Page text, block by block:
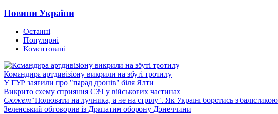
Новини України
Останні
Популярні
Коментовані
Командира артдивізіону викрили на збуті тротилу
У ГУР заявили про "парад дронів" біля Ялти
Викрито схему сприяння СЗЧ у військових частинах
Сюжет"Полювати на лучника, а не на стрілу". Як Україні боротись з балістикою
Зеленський обговорив із Драпатим оборону Донеччини